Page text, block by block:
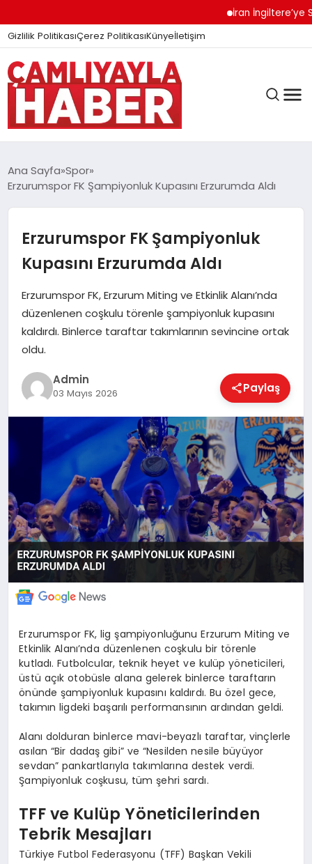
İran İngiltere’ye Sert
Gizlilik PolitikasıÇerez PolitikasıKünyeİletişim
GÜNDEM
DÜNYA
EĞITIM
SAĞLIK
SPOR
TEKNOLOJI
Ana Sayfa Spor
Erzurumspor FK Şampiyonluk Kupasını Erzurumda Aldı
Erzurumspor FK Şampiyonluk
Kupasını Erzurumda Aldı
Erzurumspor FK, Erzurum Miting ve Etkinlik Alanı’nda
düzenlenen coşkulu törenle şampiyonluk kupasını
kaldırdı. Binlerce taraftar takımlarının sevincine ortak
oldu.
Admin
03 Mayıs 2026 Paylaş
Erzurumspor FK, lig şampiyonluğunu Erzurum Miting ve
Etkinlik Alanı’nda düzenlenen coşkulu bir törenle
kutladı. Futbolcular, teknik heyet ve kulüp yöneticileri,
üstü açık otobüsle alana gelerek binlerce taraftarın
önünde şampiyonluk kupasını kaldırdı. Bu özel gece,
takımın ligdeki başarılı performansının ardından geldi.
Alanı dolduran binlerce mavi-beyazlı taraftar, vinçlerle
asılan “Bir dadaş gibi” ve “Nesilden nesile büyüyor
sevdan” pankartlarıyla takımlarına destek verdi.
Şampiyonluk coşkusu, tüm şehri sardı.
TFF ve Kulüp Yöneticilerinden
Tebrik Mesajları
Türkiye Futbol Federasyonu (TFF) Başkan Vekili